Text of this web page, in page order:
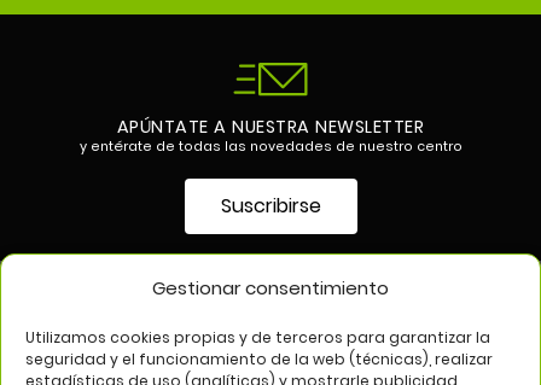
Gestionar consentimiento
Utilizamos cookies propias y de terceros para garantizar la
seguridad y el funcionamiento de la web (técnicas), realizar
estadísticas de uso (analíticas) y mostrarle publicidad
APÚNTATE A NUESTRA NEWSLETTER
y entérate de todas las novedades de nuestro centro
Suscribirse